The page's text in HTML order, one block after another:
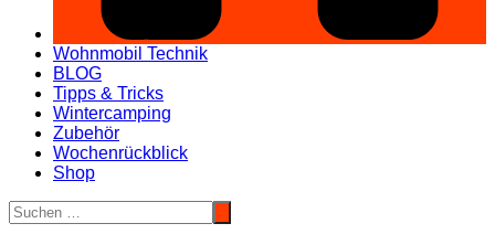
Wohnmobil Technik
BLOG
Tipps & Tricks
Wintercamping
Zubehör
Wochenrückblick
Shop